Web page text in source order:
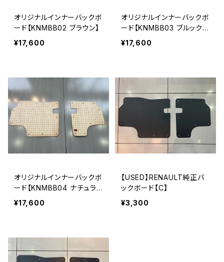
オリジナルインナーバックボ
ード【KNMBB02 ブラウン】
¥17,600
オリジナルインナーバックボ
ード【KNMBB03 ブルックリ
ンアルダー】
¥17,600
オリジナルインナーバックボ
ード【KNMBB04 ナチュラ
ルウッド】
¥17,600
【USED】RENAULT純正バ
ックボード【C】
¥3,300